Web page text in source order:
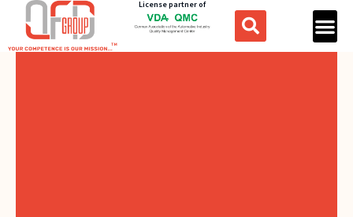
License partner of